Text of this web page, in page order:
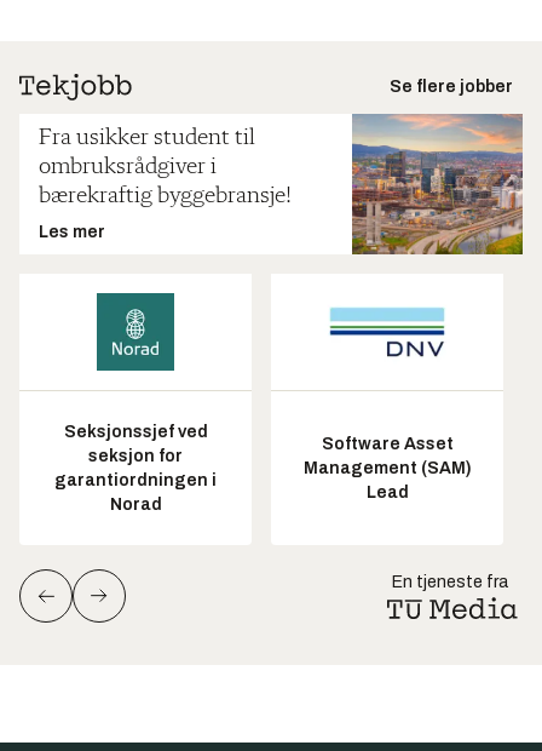
Se flere jobber
Fra usikker student til
ombruksrådgiver i
bærekraftig byggebransje!
Les mer
Seksjonssjef ved
seksjon for
garantiordningen i
Norad
Software Asset
Management (SAM)
Lead
En tjeneste fra